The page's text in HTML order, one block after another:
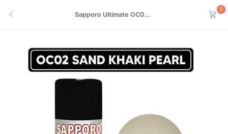
Sapporo Ultimate OC0...
0